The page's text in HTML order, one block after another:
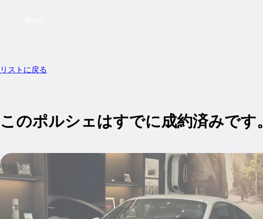
リストに戻る
このポルシェはすでに成約済みです。
売約済